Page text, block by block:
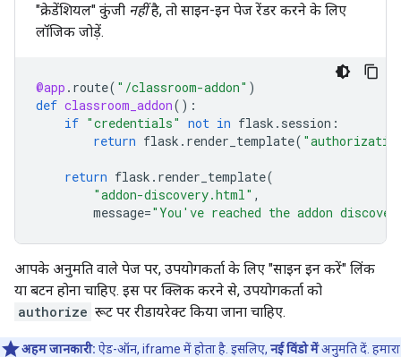
"क्रेडेंशियल" कुंजी नहींहै, तो साइन-इन पेज रेंडर करने के लिए
लॉजिक जोड़ें.
@app . route( "/classroom-addon" )
def classroom_addon():
if "credentials" not in flask . session :
return flask . render_template(
return flask . render_template(
"addon-discovery.html" ,
message="You've reached the addon
आपके अनुमति वाले पेज पर, उपयोगकर्ता के लिए "साइन इन करें" लिंक
या बटन होना चाहिए. इस पर क्लिक करने से, उपयोगकर्ता को
authorize रूट पर रीडायरेक्ट किया जाना चाहिए.
अहम जानकारी: ऐड-ऑन, iframe में होता है. इसलिए, नई विंडो मेंअनुमति दें. हमारा